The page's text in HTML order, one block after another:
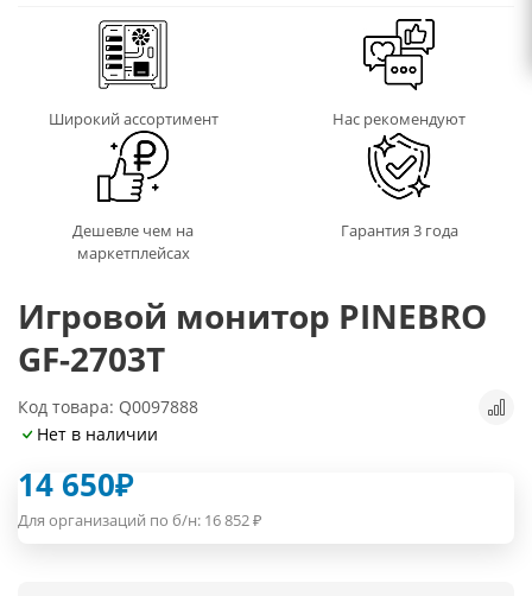
Широкий ассортимент Нас рекомендуют
Дешевле чем на
маркетплейсах
Гарантия 3 года
Игровой монитор PINEBRO
GF-2703T
Код товара: Q0097888
Нет в наличии
14 650₽
Для организаций по б/н: 16 852₽